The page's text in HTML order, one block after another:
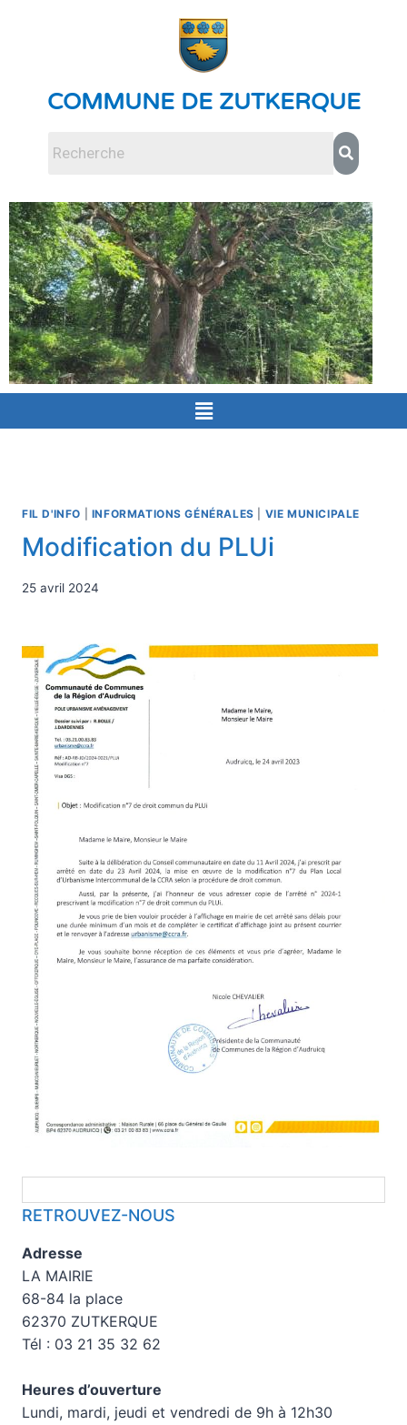
COMMUNE DE ZUTKERQUE
FIL D'INFO INFORMATIONS GÉNÉRALES VIE MUNICIPALE
Modification du PLUi
25 avril 2024
RETROUVEZ-NOUS
Adresse
LA MAIRIE
68-84 la place
62370 ZUTKERQUE
Tél : 03 21 35 32 62
Heures d’ouverture
Lundi, mardi, jeudi et vendredi de 9h à 12h30